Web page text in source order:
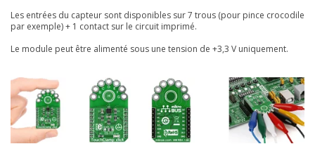
Les entrées du capteur sont disponibles sur 7 trous (pour pince crocodile
par exemple) + 1 contact sur le circuit imprimé.
Le module peut être alimenté sous une tension de +3,3 V uniquement.